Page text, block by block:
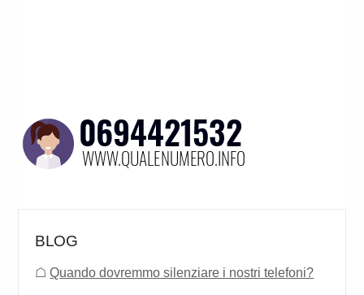
BLOG
☖Quando dovremmo silenziare i nostri telefoni?